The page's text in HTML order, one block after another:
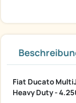
Fiat Ducato
Heavy Duty -